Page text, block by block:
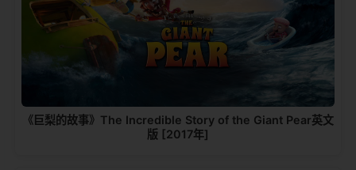
《巨梨的故事》The Incredible Story of the Giant Pear英文
版 [2017年]